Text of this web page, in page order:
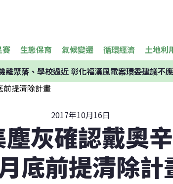
賽 生態保育 氣候變遷 循環經濟 土地利
離聚落、學校過近 彰化福漢風電案環委建議不
2017年10月16日
灰確認戴奧
底前提清除計